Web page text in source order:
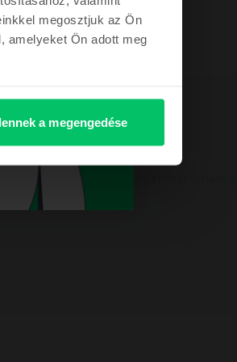
megosztjuk az Ön
amelyeket Ön adott meg
a megengedése
3000 mAh-s akkumulátorral érhető el,